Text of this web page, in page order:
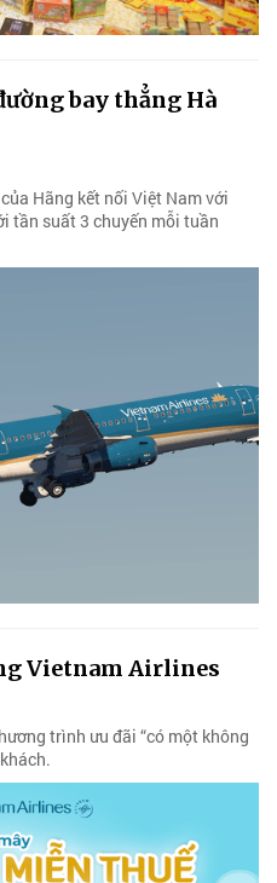
bay thẳng Hà
Hãng kết nối Việt Nam với
tần suất 3 chuyến mỗi tuần
Vietnam Airlines
trình ưu đãi “có một không